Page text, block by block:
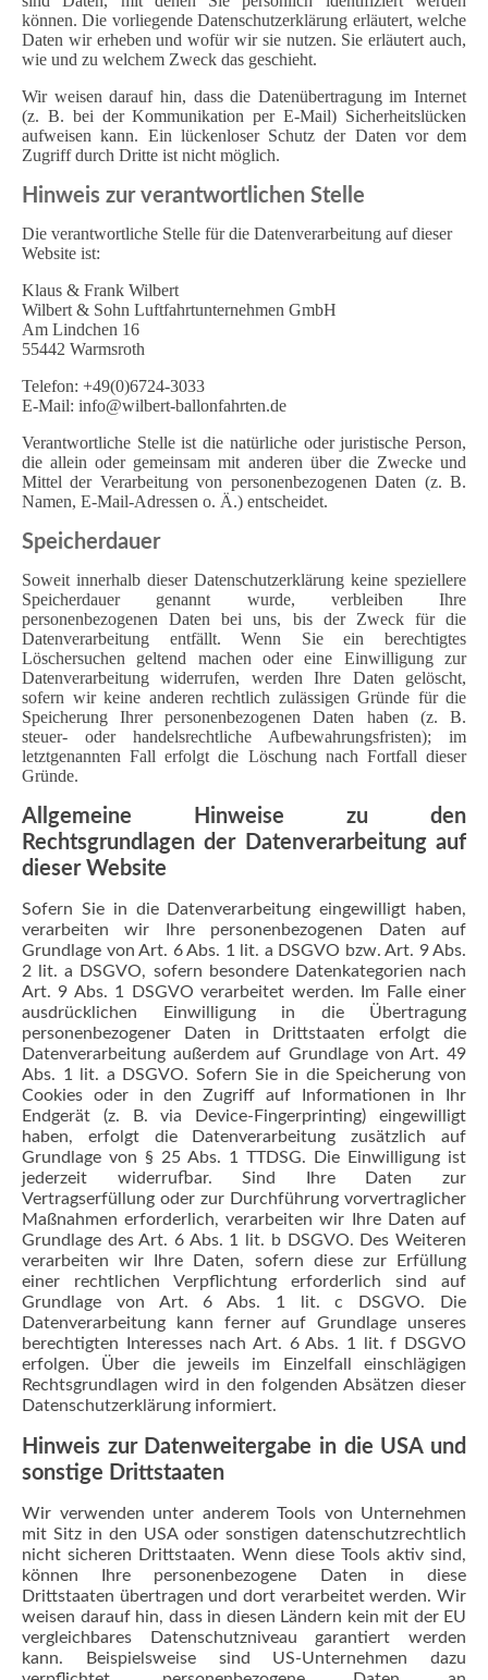
können. Die vorliegende Datenschutzerklärung erläutert, welche
Daten wir erheben und wofür wir sie nutzen. Sie erläutert auch,
wie und zu welchem Zweck das geschieht.
Wir weisen darauf hin, dass die Datenübertragung im Internet
(z. B. bei der Kommunikation per E-Mail) Sicherheitslücken
aufweisen kann. Ein lückenloser Schutz der Daten vor dem
Zugriff durch Dritte ist nicht möglich.
Hinweis zur verantwortlichen Stelle
Die verantwortliche Stelle für die Datenverarbeitung auf dieser
Website ist:
Klaus & Frank Wilbert
Wilbert & Sohn Luftfahrtunternehmen GmbH
Am Lindchen 16
55442 Warmsroth
Telefon: +49(0)6724-3033
E-Mail: info@wilbert-ballonfahrten.de
Verantwortliche Stelle ist die natürliche oder juristische Person,
die allein oder gemeinsam mit anderen über die Zwecke und
Mittel der Verarbeitung von personenbezogenen Daten (z. B.
Namen, E-Mail-Adressen o. Ä.) entscheidet.
Speicherdauer
Soweit innerhalb dieser Datenschutzerklärung keine speziellere
Speicherdauer genannt wurde, verbleiben Ihre
personenbezogenen Daten bei uns, bis der Zweck für die
Datenverarbeitung entfällt. Wenn Sie ein berechtigtes
Löschersuchen geltend machen oder eine Einwilligung zur
Datenverarbeitung widerrufen, werden Ihre Daten gelöscht,
sofern wir keine anderen rechtlich zulässigen Gründe für die
Speicherung Ihrer personenbezogenen Daten haben (z. B.
steuer- oder handelsrechtliche Aufbewahrungsfristen); im
letztgenannten Fall erfolgt die Löschung nach Fortfall dieser
Gründe.
Allgemeine Hinweise zu den
Rechtsgrundlagen der Datenverarbeitung auf
dieser Website
Sofern Sie in die Datenverarbeitung eingewilligt haben,
verarbeiten wir Ihre personenbezogenen Daten auf
Grundlage von Art. 6 Abs. 1 lit. a DSGVO bzw. Art. 9 Abs.
2 lit. a DSGVO, sofern besondere Datenkategorien nach
Art. 9 Abs. 1 DSGVO verarbeitet werden. Im Falle einer
ausdrücklichen Einwilligung in die Übertragung
personenbezogener Daten in Drittstaaten erfolgt die
Datenverarbeitung außerdem auf Grundlage von Art. 49
Abs. 1 lit. a DSGVO. Sofern Sie in die Speicherung von
Cookies oder in den Zugriff auf Informationen in Ihr
Endgerät (z. B. via Device-Fingerprinting) eingewilligt
haben, erfolgt die Datenverarbeitung zusätzlich auf
Grundlage von § 25 Abs. 1 TTDSG. Die Einwilligung ist
jederzeit widerrufbar. Sind Ihre Daten zur
Vertragserfüllung oder zur Durchführung vorvertraglicher
Maßnahmen erforderlich, verarbeiten wir Ihre Daten auf
Grundlage des Art. 6 Abs. 1 lit. b DSGVO. Des Weiteren
verarbeiten wir Ihre Daten, sofern diese zur Erfüllung
einer rechtlichen Verpflichtung erforderlich sind auf
Grundlage von Art. 6 Abs. 1 lit. c DSGVO. Die
Datenverarbeitung kann ferner auf Grundlage unseres
berechtigten Interesses nach Art. 6 Abs. 1 lit. f DSGVO
erfolgen. Über die jeweils im Einzelfall einschlägigen
Rechtsgrundlagen wird in den folgenden Absätzen dieser
Datenschutzerklärung informiert.
Hinweis zur Datenweitergabe in die USA und
sonstige Drittstaaten
Wir verwenden unter anderem Tools von Unternehmen
mit Sitz in den USA oder sonstigen datenschutzrechtlich
nicht sicheren Drittstaaten. Wenn diese Tools aktiv sind,
können Ihre personenbezogene Daten in diese
Drittstaaten übertragen und dort verarbeitet werden. Wir
weisen darauf hin, dass in diesen Ländern kein mit der EU
vergleichbares Datenschutzniveau garantiert werden
kann. Beispielsweise sind US-Unternehmen dazu